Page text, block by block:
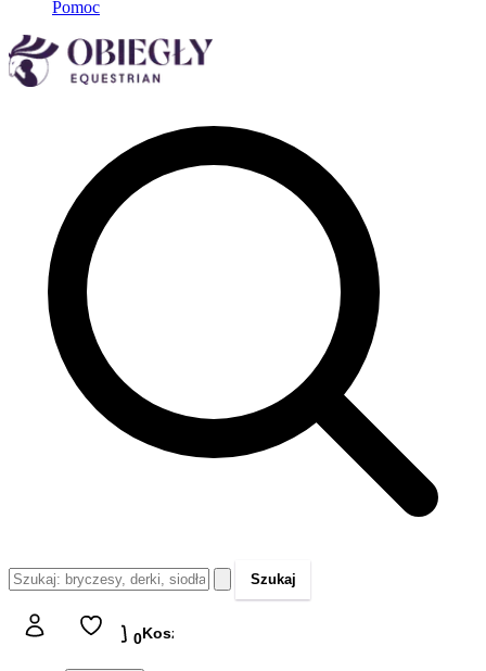
Pomoc
Szukaj
Koszyk 0Koszyk